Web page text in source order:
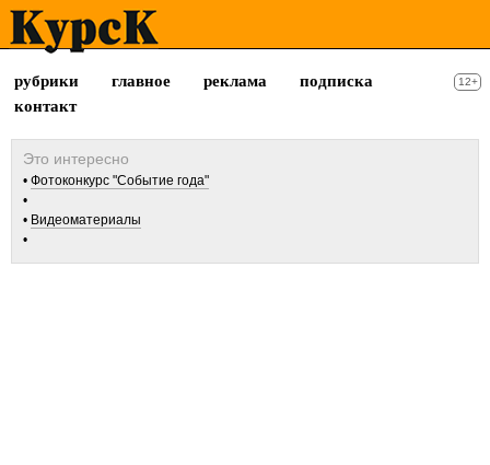
рубрики главное реклама
подписка
контакт
12+
Фотоконкурс "Событие года"
Видеоматериалы